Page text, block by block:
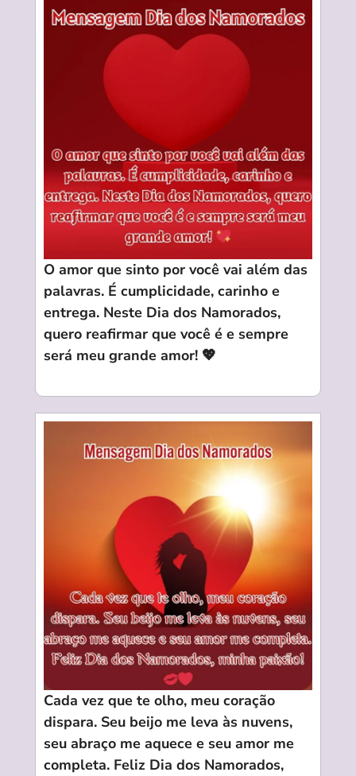
O amor que sinto por você vai além das
palavras. É cumplicidade, carinho e
entrega. Neste Dia dos Namorados,
quero reafirmar que você é e sempre
será meu grande amor! 💖
Cada vez que te olho, meu coração
dispara. Seu beijo me leva às nuvens,
seu abraço me aquece e seu amor me
completa. Feliz Dia dos Namorados,